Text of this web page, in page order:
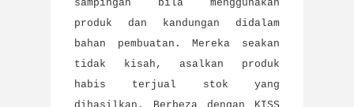
sampingan bila menggunakan
produk dan kandungan didalam
bahan pembuatan. Mereka seakan
tidak kisah, asalkan produk
habis terjual stok yang